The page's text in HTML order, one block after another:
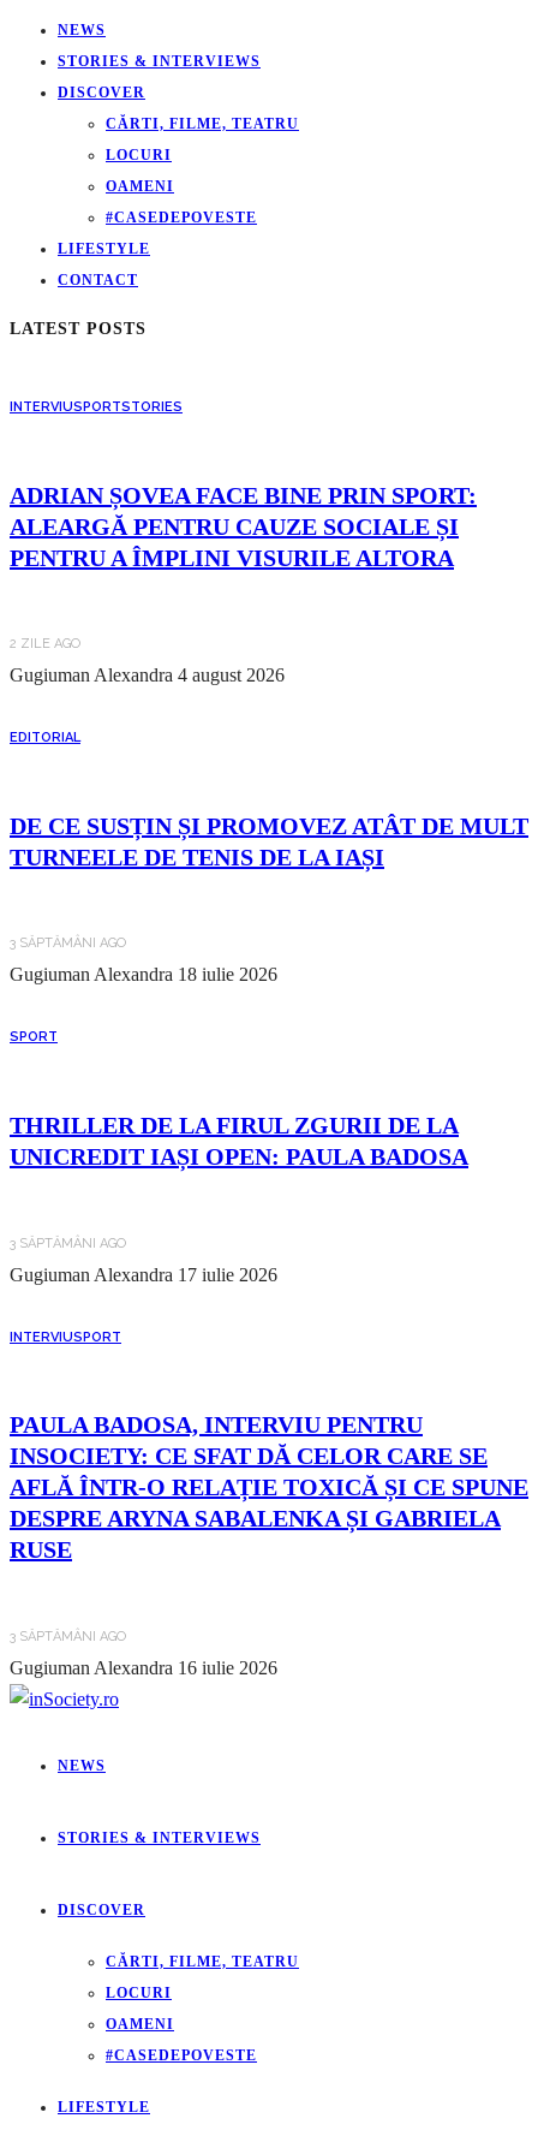
NEWS
STORIES & INTERVIEWS
DISCOVER
CĂRTI, FILME, TEATRU
LOCURI
OAMENI
#CASEDEPOVESTE
LIFESTYLE
CONTACT
LATEST POSTS
INTERVIUSPORTSTORIES
ADRIAN ȘOVEA FACE BINE PRIN SPORT:
ALEARGĂ PENTRU CAUZE SOCIALE ȘI
PENTRU A ÎMPLINI VISURILE ALTORA
2 ZILE AGO
Gugiuman Alexandra 4 august 2026
EDITORIAL
DE CE SUSȚIN ȘI PROMOVEZ ATÂT DE MULT
TURNEELE DE TENIS DE LA IAȘI
3 SĂPTĂMÂNI AGO
Gugiuman Alexandra 18 iulie 2026
SPORT
THRILLER DE LA FIRUL ZGURII DE LA
UNICREDIT IAȘI OPEN: PAULA BADOSA
3 SĂPTĂMÂNI AGO
Gugiuman Alexandra 17 iulie 2026
INTERVIUSPORT
PAULA BADOSA, INTERVIU PENTRU
INSOCIETY: CE SFAT DĂ CELOR CARE SE
AFLĂ ÎNTR-O RELAȚIE TOXICĂ ȘI CE SPUNE
DESPRE ARYNA SABALENKA ȘI GABRIELA
RUSE
3 SĂPTĂMÂNI AGO
Gugiuman Alexandra 16 iulie 2026
NEWS
STORIES & INTERVIEWS
DISCOVER
CĂRTI, FILME, TEATRU
LOCURI
OAMENI
#CASEDEPOVESTE
LIFESTYLE